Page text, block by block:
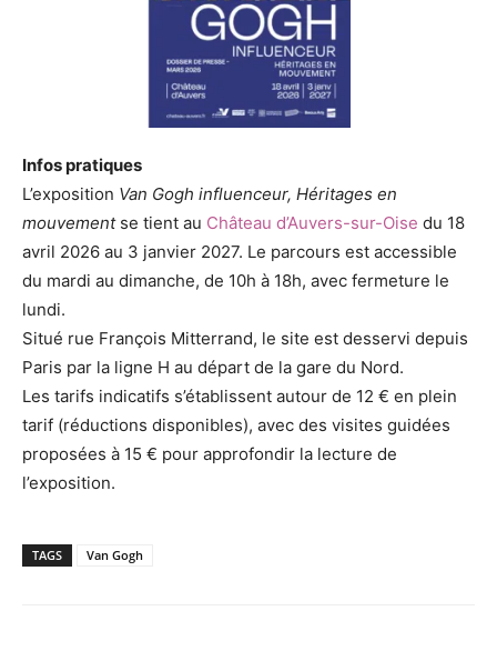
Infos pratiques
L’exposition Van Gogh influenceur, Héritages en
mouvementse tient au Château d’Auvers-sur-Oise du 18
avril 2026 au 3 janvier 2027. Le parcours est accessible
du mardi au dimanche, de 10h à 18h, avec fermeture le
lundi.
Situé rue François Mitterrand, le site est desservi depuis
Paris par la ligne H au départ de la gare du Nord.
Les tarifs indicatifs s’établissent autour de 12 € en plein
tarif (réductions disponibles), avec des visites guidées
proposées à 15 € pour approfondir la lecture de
l’exposition.
TAGS Van Gogh